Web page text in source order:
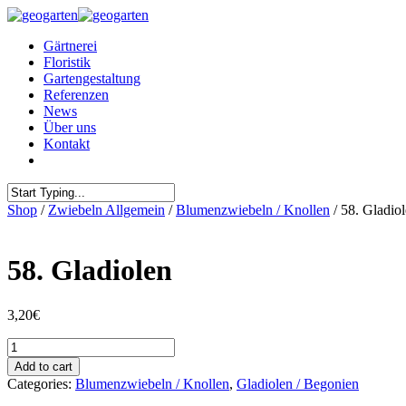
Gärtnerei
Floristik
Gartengestaltung
Referenzen
News
Über uns
Kontakt
Shop / Zwiebeln Allgemein /Blumenzwiebeln / Knollen / 58.
58. Gladiolen
3,20€
58.
Gladiolen
quantity
Add to cart
Categories: Blumenzwiebeln / Knollen, Gladiolen / Begonien